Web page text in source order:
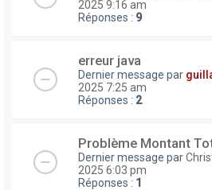
2025 9:16 am
Réponses : 9
erreur java
Dernier message par
2025 7:25 am
Réponses : 2
Problème Montant
Dernier message par
2025 6:03 pm
Réponses : 1